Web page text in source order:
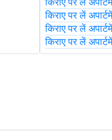
किराए पर लें
किराए पर लें
किराए पर लें
किराए पर लें